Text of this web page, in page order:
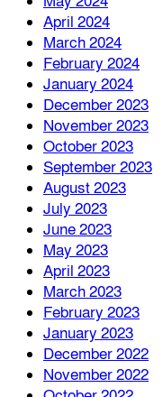
April 2024
March 2024
February 2024
January 2024
December 2023
November 2023
October 2023
September 2023
August 2023
July 2023
June 2023
May 2023
April 2023
March 2023
February 2023
January 2023
December 2022
November 2022